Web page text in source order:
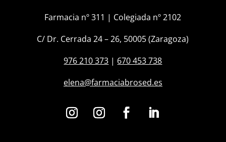
Farmacia nº 311 | Colegiada nº 2102
C/ Dr. Cerrada 24 – 26, 50005 (Zaragoza)
976 210 373 | 670 453 738
elena@farmaciabrosed.es